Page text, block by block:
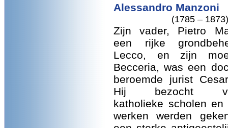
Alessandro Manzoni
(1785 –
Zijn vader, Pietro
een rijke
Lecco, en zijn
Becceria, was een
beroemde jurist
Hij bezocht
katholieke scholen en
werken werden